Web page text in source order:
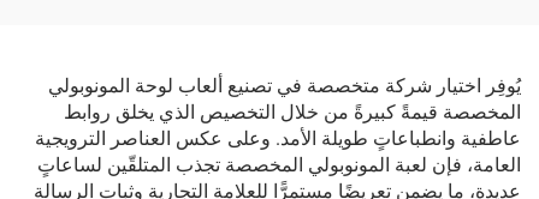
يُوفِر اختيار شركة متخصصة في تصنيع ألعاب لوحة المونوبولي
المخصصة قيمةً كبيرةً من خلال التخصيص الذي يخلق روابط
عاطفية وانطباعاتٍ طويلة الأمد. وعلى عكس العناصر الترويجية
العامة، فإن لعبة المونوبولي المخصصة تجذب المتلقّين لساعاتٍ
عديدة، ما يضمن تعريضًا مستمرًّا للعلامة التجارية وثبات الرسالة